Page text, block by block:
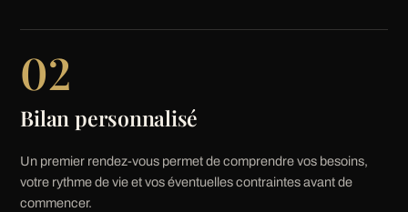
02
Bilan personnalisé
Un premier rendez-vous permet de comprendre vos besoins,
votre rythme de vie et vos éventuelles contraintes avant de
commencer.